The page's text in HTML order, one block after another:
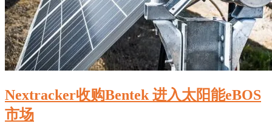
Nextracker收购Bentek 进入太阳能eBOS
市场